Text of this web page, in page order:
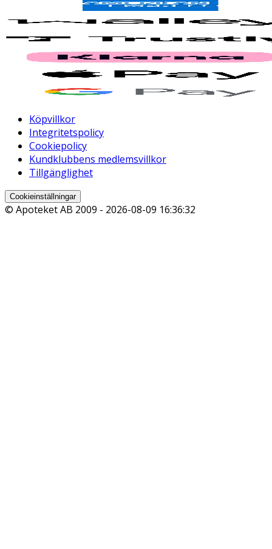
Köpvillkor
Integritetspolicy
Cookiepolicy
Kundklubbens medlemsvillkor
Tillgänglighet
Cookieinställningar
© Apoteket AB 2009 - 2026-08-09 16:36:32